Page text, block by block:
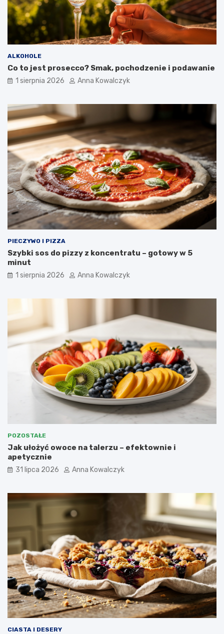
ALKOHOLE
Co to jest prosecco? Smak, pochodzenie i podawanie
1 sierpnia 2026 Anna Kowalczyk
PIECZYWO I PIZZA
Szybki sos do pizzy z koncentratu – gotowy w 5
minut
1 sierpnia 2026 Anna Kowalczyk
POZOSTAŁE
Jak ułożyć owoce na talerzu – efektownie i
apetycznie
31 lipca 2026 Anna Kowalczyk
CIASTA I DESERY